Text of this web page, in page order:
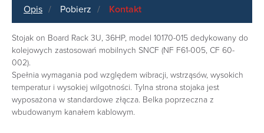
Opis Pobierz Kontakt
Stojak on Board Rack 3U, 36HP, model 10170-015 dedykowany do
kolejowych zastosowań mobilnych SNCF (NF F61-005, CF 60-
002).
Spełnia wymagania pod względem wibracji, wstrząsów, wysokich
temperatur i wysokiej wilgotności. Tylna strona stojaka jest
wyposażona w standardowe złącza. Belka poprzeczna z
wbudowanym kanałem kablowym.